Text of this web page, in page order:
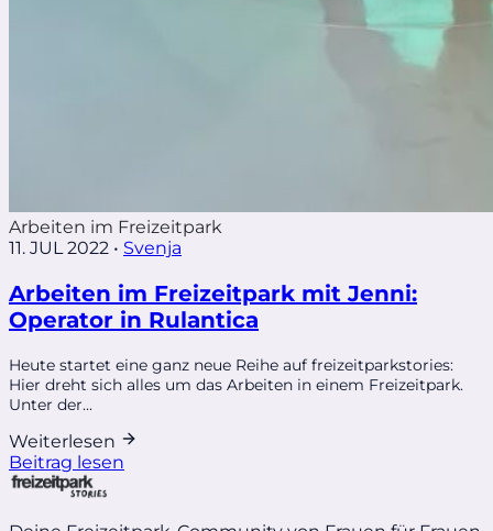
Arbeiten im Freizeitpark
11. JUL 2022 • Svenja
Arbeiten im Freizeitpark mit Jenni:
Operator in Rulantica
Heute startet eine ganz neue Reihe auf freizeitparkstories:
Hier dreht sich alles um das Arbeiten in einem Freizeitpark.
Unter der...
Weiterlesen
Beitrag lesen